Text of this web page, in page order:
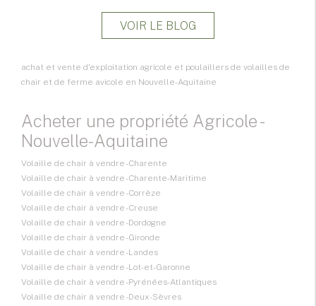
VOIR LE BLOG
achat et vente d'exploitation agricole et poulaillers de volailles de
chair et de ferme avicole en Nouvelle-Aquitaine
Acheter une propriété Agricole -
Nouvelle-Aquitaine
Volaille de chair à vendre - Charente
Volaille de chair à vendre - Charente-Maritime
Volaille de chair à vendre - Corrèze
Volaille de chair à vendre - Creuse
Volaille de chair à vendre - Dordogne
Volaille de chair à vendre - Gironde
Volaille de chair à vendre - Landes
Volaille de chair à vendre - Lot-et-Garonne
Volaille de chair à vendre - Pyrénées-Atlantiques
Volaille de chair à vendre - Deux-Sèvres